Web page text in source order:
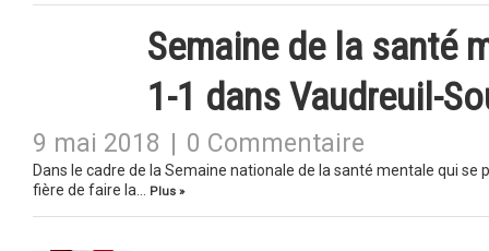
Semaine de la santé
1-1 dans Vaudreuil-
9 mai 2018 0 Commentaire
Dans le cadre de la Semaine nationale de la santé mentale qui se
fière de faire la…
Plus »